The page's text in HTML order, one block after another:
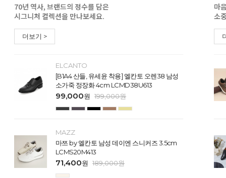
70년 역사, 브랜드의 정수를 담은
시그니처 컬렉션을 만나보세요.
더보기 >
ELCANTO
[B1A4 산들, 유세윤 착용] 엘칸토 오렌38 남성
소가죽 정장화 4cm LCMD38U613
99,000원 199,000원
MAZZ
마쯔 by 엘칸토 남성 데이엔 스니커즈 3.5cm
LCMS20M413
71,400원 189,000원
마
소